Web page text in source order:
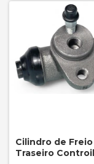
Cilindro de Freio
Traseiro Controil